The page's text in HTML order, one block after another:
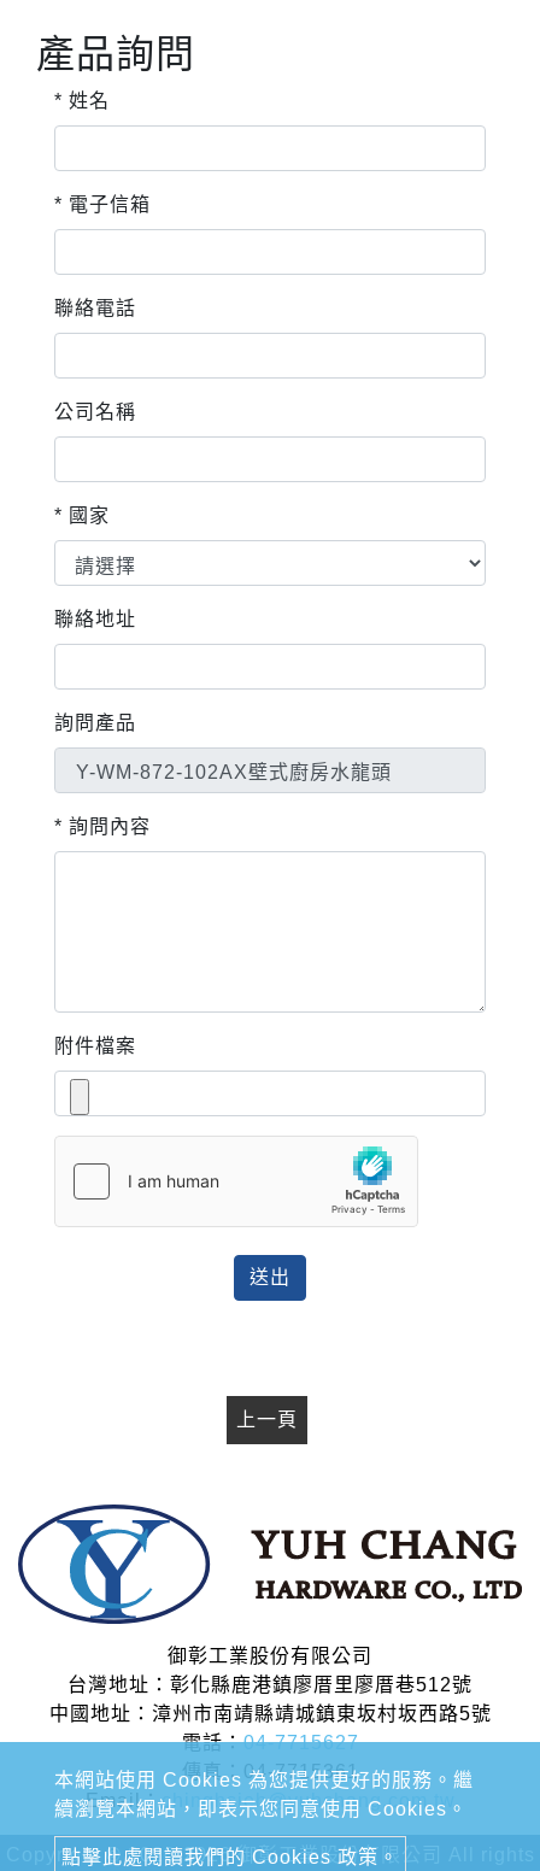
產品詢問
* 姓名
* 電子信箱
聯絡電話
公司名稱
* 國家
聯絡地址
詢問產品
* 詢問內容
附件檔案
送出
上一頁
本網站使用 Cookies 為您提供更好的服務。繼
續瀏覽本網站，即表示您同意使用 Cookies。
點擊此處閱讀我們的 Cookies 政策。
御彰工業股份有限公司
台灣地址：彰化縣鹿港鎮廖厝里廖厝巷512號
中國地址：漳州市南靖縣靖城鎮東坂村坂西路5號
電話：04-7715627
傳真：04-7715361
Email：chinghsieh@yuhchang.com.tw
Copyright © 2020-2026 御彰工業股份有限公司 All rights